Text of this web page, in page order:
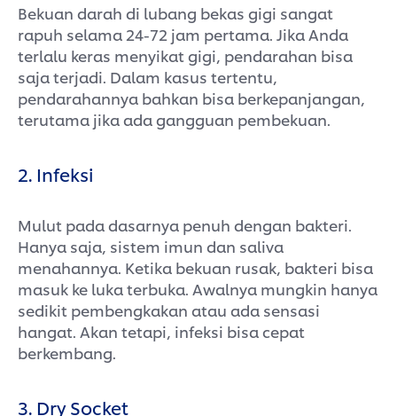
Bekuan darah di lubang bekas gigi sangat
rapuh selama 24-72 jam pertama. Jika Anda
terlalu keras menyikat gigi, pendarahan bisa
saja terjadi. Dalam kasus tertentu,
pendarahannya bahkan bisa berkepanjangan,
terutama jika ada gangguan pembekuan.
2. Infeksi
Mulut pada dasarnya penuh dengan bakteri.
Hanya saja, sistem imun dan saliva
menahannya. Ketika bekuan rusak, bakteri bisa
masuk ke luka terbuka. Awalnya mungkin hanya
sedikit pembengkakan atau ada sensasi
hangat. Akan tetapi, infeksi bisa cepat
berkembang.
3. Dry Socket